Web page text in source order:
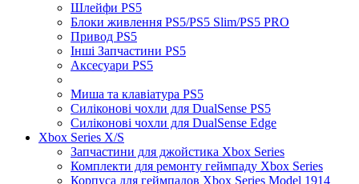
Шлейфи PS5
Блоки живлення PS5/PS5 Slim/PS5 PRO
Привод PS5
Інші Запчастини PS5
Аксесуари PS5
Миша та клавіатура PS5
Силіконові чохли для DualSense PS5
Силіконові чохли для DualSense Edge
Xbox Series X/S
Запчастини для джойстика Xbox Series
Комплекти для ремонту геймпаду Xbox Series
Корпуса для геймпадов Xbox Series Model 1914